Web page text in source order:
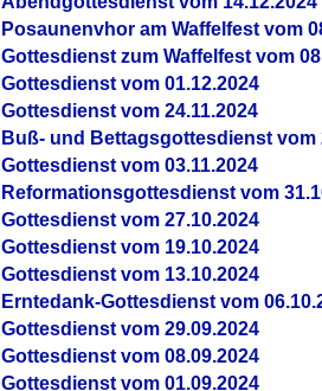
Posaunenvhor am Waffelfest vom
Gottesdienst zum Waffelfest vom
Gottesdienst vom 01.12.2024
Gottesdienst vom 24.11.2024
Buß- und Bettagsgottesdienst vom
Gottesdienst vom 03.11.2024
Reformationsgottesdienst vom
Gottesdienst vom 27.10.2024
Gottesdienst vom 19.10.2024
Gottesdienst vom 13.10.2024
Erntedank-Gottesdienst vom
Gottesdienst vom 29.09.2024
Gottesdienst vom 08.09.2024
Gottesdienst vom 01.09.2024